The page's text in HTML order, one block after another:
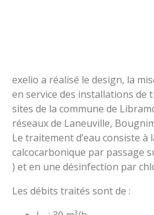
exelio a réalisé le design, la
en service des installations de
sites de la commune de
réseaux de Laneuville,
Le traitement d’eau consiste à
calcocarbonique par passage
) et en une désinfection par
Les débits traités sont de :